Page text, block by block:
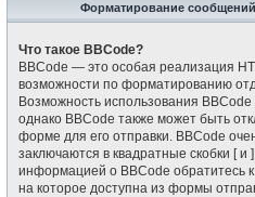
Форматирование
Что такое BBCode?
BBCode — это особая реализация
возможности по форматированию
Возможность использования
однако BBCode также может быть
форме для его отправки. BBCode
заключаются в квадратные скобки [
информацией о BBCode обратитесь
на которое доступна из формы